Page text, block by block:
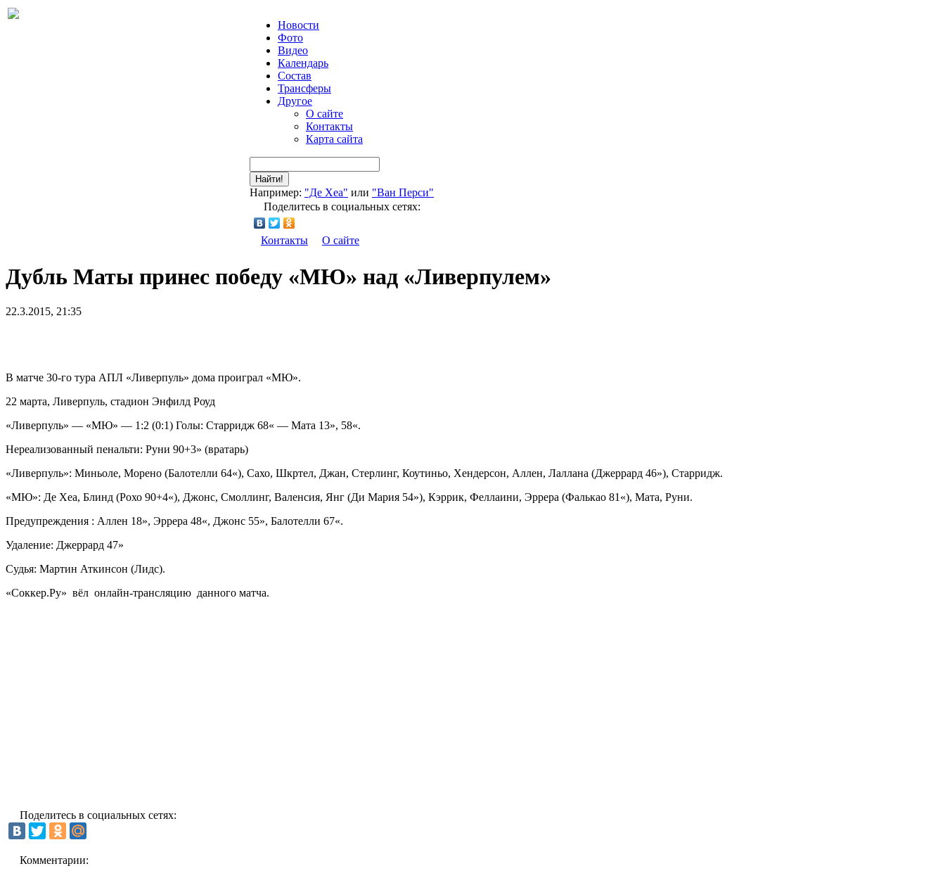
Новости
Фото
Видео
Календарь
Состав
Трансферы
Другое
О сайте
Контакты
Карта сайта
Найти!
Например: "Де Хеа" или "Ван Перси"
Поделитесь в социальных сетях:
Контакты О сайте
Дубль Маты принес победу «МЮ» над «Ливерпулем»
22.3.2015, 21:35
В матче 30-го тура АПЛ «Ливерпуль» дома проиграл «МЮ».
22 марта, Ливерпуль, стадион Энфилд Роуд
«Ливерпуль» — «МЮ» — 1:2 (0:1) Голы: Старридж 68« — Мата 13», 58«.
Нереализованный пенальти: Руни 90+3» (вратарь)
«Ливерпуль»: Миньоле, Морено (Балотелли 64«), Сахо, Шкртел, Джан, Стерлинг, Коутиньо, Хендерсон, Аллен, Лаллана (Джеррард 46»), Старридж.
«МЮ»: Де Хеа, Блинд (Рохо 90+4«), Джонс, Смоллинг, Валенсия, Янг (Ди Мария 54»), Кэррик, Феллаини, Эррера (Фалькао 81«), Мата, Руни.
Предупреждения : Аллен 18», Эррера 48«, Джонс 55», Балотелли 67«.
Удаление: Джеррард 47»
Судья: Мартин Аткинсон (Лидс).
«Соккер.Ру» вёл онлайн-трансляцию данного матча.
Поделитесь в социальных сетях:
Комментарии: